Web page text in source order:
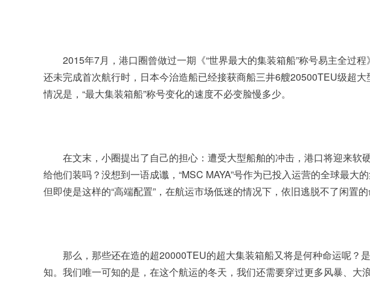
	2015年7月
，港口圈曾做过一期《“世界最大的集装箱船”称号易主全过
还未完成首次航行时，日本今治造船已经接获商船三井6艘20500TEU级超
情况是，“最大集装箱船”称号变化的速度不必变脸慢多少。
给他们装吗？没想到一语成谶，“MSC MAYA”号作为已投入运营的全球最
但即使是这样的“高端配置”，在航运市场低迷的情况下，依旧逃脱不了闲置的
知。我们唯一可知的是，在这个航运的冬天，我们还需要穿过更多风暴、大